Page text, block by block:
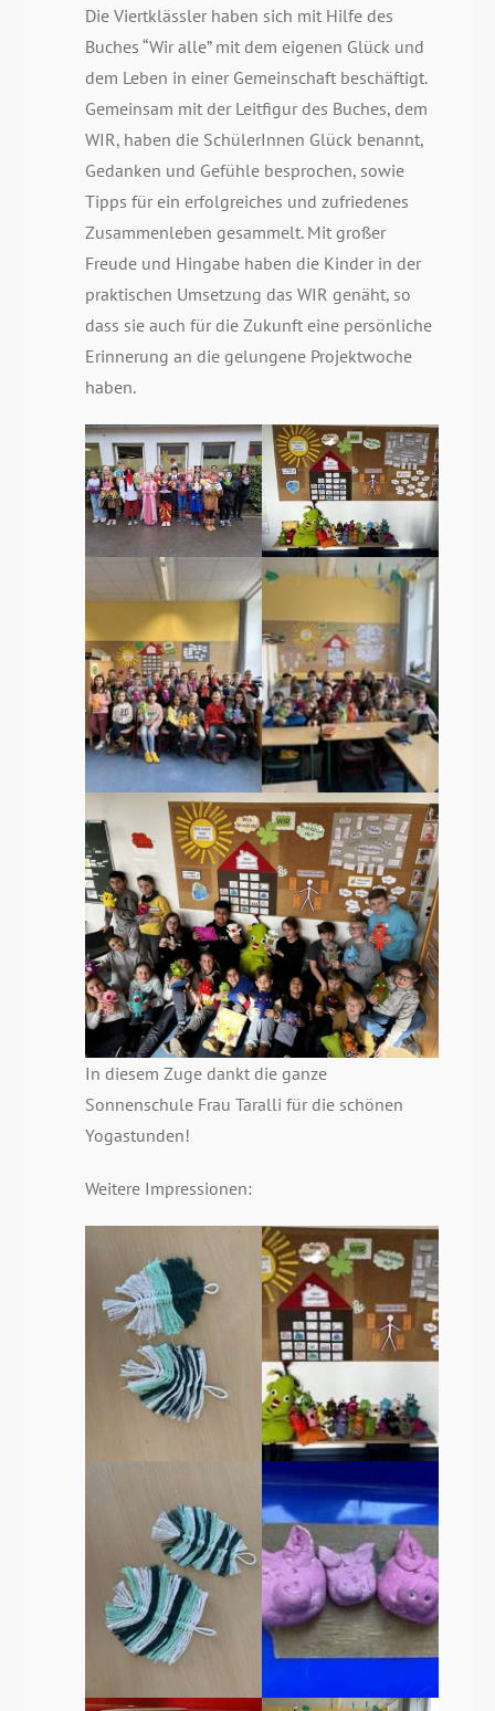
Die Viertklässler haben sich mit Hilfe des
Buches “Wir alle” mit dem eigenen Glück und
dem Leben in einer Gemeinschaft beschäftigt.
Gemeinsam mit der Leitfigur des Buches, dem
WIR, haben die SchülerInnen Glück benannt,
Gedanken und Gefühle besprochen, sowie
Tipps für ein erfolgreiches und zufriedenes
Zusammenleben gesammelt. Mit großer
Freude und Hingabe haben die Kinder in der
praktischen Umsetzung das WIR genäht, so
dass sie auch für die Zukunft eine persönliche
Erinnerung an die gelungene Projektwoche
haben.
In diesem Zuge dankt die ganze
Sonnenschule Frau Taralli für die schönen
Yogastunden!
Weitere Impressionen: